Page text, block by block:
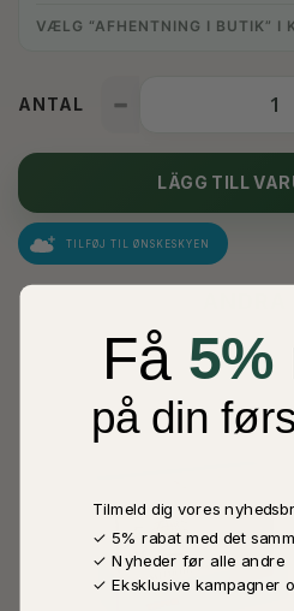
VÆLG “AFHENTNING I BUTIK” I
ANTAL
LÄGG TILL
TILFØJ TIL ØNSKESKYEN
Få 5%
på din
Tilmeld dig vores
✓ 5% rabat med det
✓ Nyheder før alle andre
✓ Eksklusive kampagner